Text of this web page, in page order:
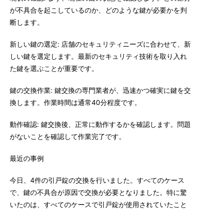
が不具合を起こしているのか、どのような鍵が必要かを判
断します。
新しい鍵の選定: 店舗のセキュリティニーズに合わせて、新
しい鍵を選定します。最新のセキュリティ技術を取り入れ
た鍵を選ぶことが重要です。
鍵の交換作業: 鍵交換の専門業者が、迅速かつ確実に鍵を交
換します。作業時間は通常40分程度です。
動作確認: 鍵交換後、正常に動作するかを確認します。問題
がないことを確認して作業完了です。
最近の事例
今日、4件の引戸錠の交換を行いました。すべてのケース
で、鍵の不具合が原因で交換が必要となりました。特に驚
いたのは、すべてのケースで引戸錠が使用されていたこと